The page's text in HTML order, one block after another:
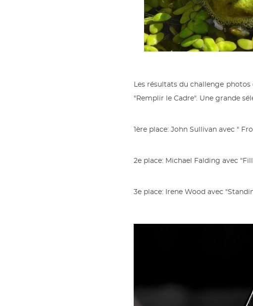
Les résultats du challenge
"Remplir le Cadre". Une grande
1ère place: John Sullivan avec "
2e place: Michael Falding avec
3e place: Irene Wood avec